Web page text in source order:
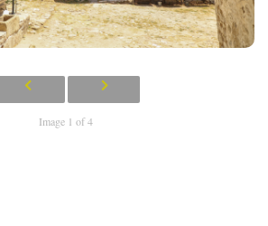
Image 1 of 4